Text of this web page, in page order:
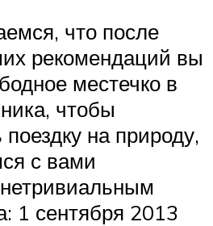
что после
рекомендаций вы
местечко в
чтобы
на природу,
с вами
1 сентября 2013